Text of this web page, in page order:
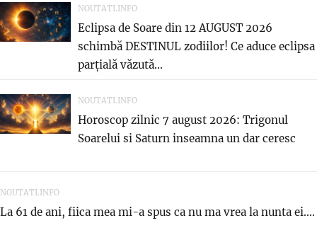
NOUTATI.INFO
Eclipsa de Soare din 12 AUGUST 2026
schimbă DESTINUL zodiilor! Ce aduce eclipsa
parțială văzută...
NOUTATI.INFO
Horoscop zilnic 7 august 2026: Trigonul
Soarelui si Saturn inseamna un dar ceresc
NOUTATI.INFO
La 61 de ani, fiica mea mi-a spus ca nu ma vrea la nunta ei....